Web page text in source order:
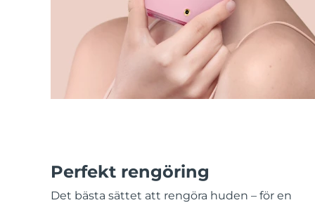
Perfekt rengöring
Det bästa sättet att rengöra huden – för en